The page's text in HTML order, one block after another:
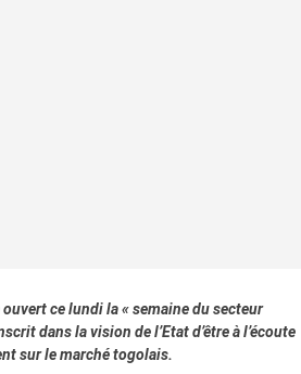
ce lundi la « semaine du secteur
dans la vision de l’Etat d’être à l’écoute
sur le marché togolais.